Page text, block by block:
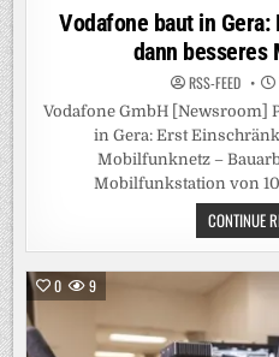
in
Vodafone baut in
dann besseres
RSS-FEED
Vodafone GmbH [Newsroom]
in Gera: Erst
Mobilfunknetz –
Mobilfunkstation von
CONTINUE
0 9